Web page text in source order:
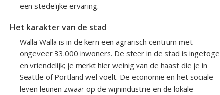
een stedelijke ervaring.
Het karakter van de stad
Walla Walla is in de kern een agrarisch centrum met
ongeveer 33.000 inwoners. De sfeer in de stad is
en vriendelijk; je merkt hier weinig van de haast die je in
Seattle of Portland wel voelt. De economie en het sociale
leven leunen zwaar op de wijnindustrie en de lokale